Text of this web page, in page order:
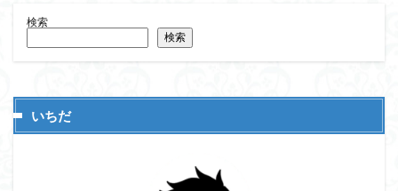
検索
検索
いちだ